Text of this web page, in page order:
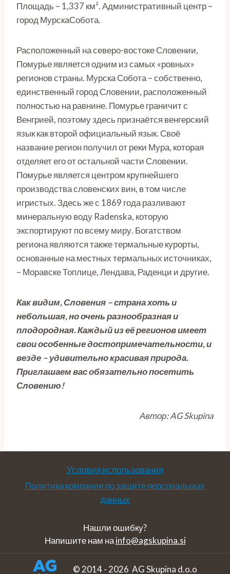
Площадь – 1,337 км². Административный центр –
город МурскаСобота.
Расположенный на северо-востоке Словении,
Помурье является одним из самых «ровных»
регионов страны. Мурска Собота – собственно,
единственный город Словении, расположенный
полностью на равнине. Помурье граничит с
Венгрией, поэтому здесь признаётся венгерский
язык как второй официальный язык. Своё
название регион получил от реки Мура, которая
отделяет его от остальной части Словении.
Помурье является центром крупнейшего
производства словенских вин, в том числе
игристых. Здесь же с 1869 года разливают
минеральную воду Radenska, которую
экспортируют по всему миру. Богатством
региона являются также термальные курорты,
основанные на местных термальных источниках,
– Моравске Топлице, Лендава, Раденци и другие.
Как видим, Словения – страна хоть и
небольшая, но очень разнообразная и
плодородная. Каждый из её регионов имеет
свои особенные достопримечательности, и
везде – удивительно красивая природа.
Приглашаем вас обязательно посетить
Словению!
Автор: AG Skupina
Условия использования
Политика компании по защите персональных
данных
Нашли ошибку?
Напишите нам наinfo@agskupina.si
© 2014 - 2026 AG Skupina d.o.o